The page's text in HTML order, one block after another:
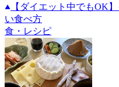
【ダイエット中でもOK
い食べ方
食・レシピ